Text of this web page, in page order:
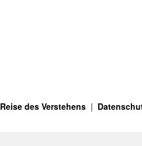
Reise des Verstehens